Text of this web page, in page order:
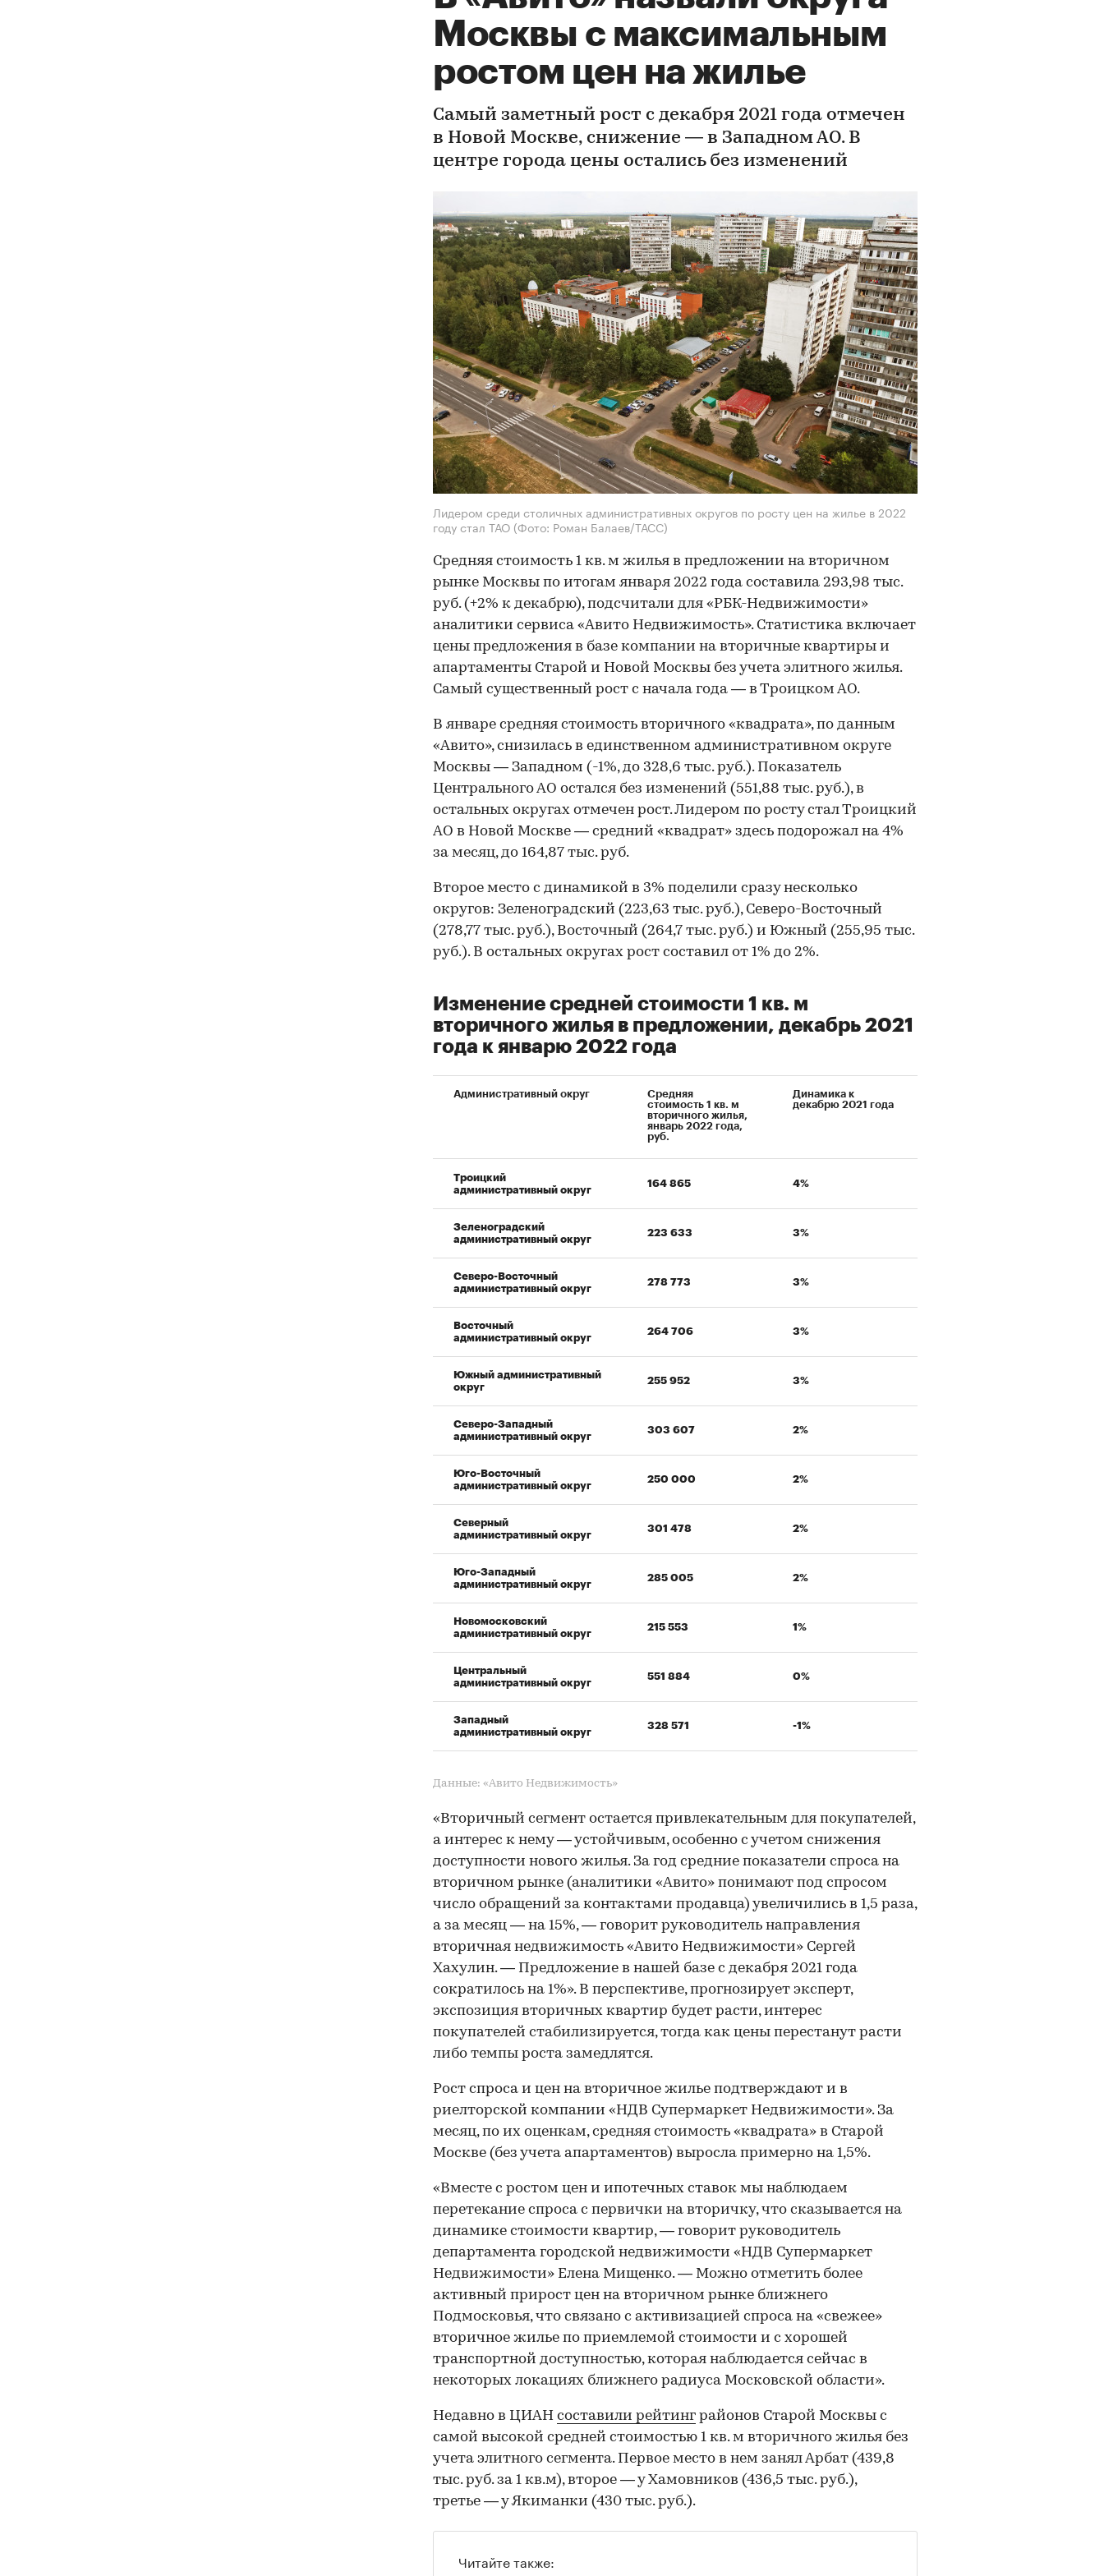
Москвы с максимальным
ростом цен на жилье
Самый заметный рост с декабря 2021 года отмечен
в Новой Москве, снижение — в Западном АО. В
центре города цены остались без изменений
Лидером среди столичных административных округов по росту цен на жилье в 2022
году стал ТАО (Фото: Роман Балаев/ТАСС)
Средняя стоимость 1 кв. м жилья в предложении на вторичном
рынке Москвы по итогам января 2022 года составила 293,98 тыс.
руб. (+2% к декабрю), подсчитали для «РБК-Недвижимости»
аналитики сервиса «Авито Недвижимость». Статистика включает
цены предложения в базе компании на вторичные квартиры и
апартаменты Старой и Новой Москвы без учета элитного жилья.
Самый существенный рост с начала года — в Троицком АО.
В январе средняя стоимость вторичного «квадрата», по данным
«Авито», снизилась в единственном административном округе
Москвы — Западном (-1%, до 328,6 тыс. руб.). Показатель
Центрального АО остался без изменений (551,88 тыс. руб.), в
остальных округах отмечен рост. Лидером по росту стал Троицкий
АО в Новой Москве — средний «квадрат» здесь подорожал на 4%
за месяц, до 164,87 тыс. руб.
Второе место с динамикой в 3% поделили сразу несколько
округов: Зеленоградский (223,63 тыс. руб.), Северо-Восточный
(278,77 тыс. руб.), Восточный (264,7 тыс. руб.) и Южный (255,95 тыс.
руб.). В остальных округах рост составил от 1% до 2%.
Изменение средней стоимости 1 кв. м
вторичного жилья в предложении, декабрь 2021
года к январю 2022 года
Административный округ
Средняя
стоимость 1 кв. м
вторичного жилья,
январь 2022 года,
руб.
Динамика к
декабрю 2021 года
Троицкий
административный округ
164 865 4%
Зеленоградский
административный округ
223 633 3%
Северо-Восточный
административный округ
278 773 3%
Восточный
административный округ
264 706 3%
Южный административный
округ
255 952 3%
Северо-Западный
административный округ
303 607 2%
Юго-Восточный
административный округ
250 000 2%
Северный
административный округ
301 478 2%
Юго-Западный
административный округ
285 005 2%
Новомосковский
административный округ
215 553 1%
Центральный
административный округ
551 884 0%
Западный
административный округ
328 571 -1%
Данные: «Авито Недвижимость»
«Вторичный сегмент остается привлекательным для покупателей,
а интерес к нему — устойчивым, особенно с учетом снижения
доступности нового жилья. За год средние показатели спроса на
вторичном рынке (аналитики «Авито» понимают под спросом
число обращений за контактами продавца) увеличились в 1,5 раза,
а за месяц — на 15%, — говорит руководитель направления
вторичная недвижимость «Авито Недвижимости» Сергей
Хахулин. — Предложение в нашей базе с декабря 2021 года
сократилось на 1%». В перспективе, прогнозирует эксперт,
экспозиция вторичных квартир будет расти, интерес
покупателей стабилизируется, тогда как цены перестанут расти
либо темпы роста замедлятся.
Рост спроса и цен на вторичное жилье подтверждают и в
риелторской компании «НДВ Супермаркет Недвижимости». За
месяц, по их оценкам, средняя стоимость «квадрата» в Старой
Москве (без учета апартаментов) выросла примерно на 1,5%.
«Вместе с ростом цен и ипотечных ставок мы наблюдаем
перетекание спроса с первички на вторичку, что сказывается на
динамике стоимости квартир, — говорит руководитель
департамента городской недвижимости «НДВ Супермаркет
Недвижимости» Елена Мищенко. — Можно отметить более
активный прирост цен на вторичном рынке ближнего
Подмосковья, что связано с активизацией спроса на «свежее»
вторичное жилье по приемлемой стоимости и с хорошей
транспортной доступностью, которая наблюдается сейчас в
некоторых локациях ближнего радиуса Московской области».
Недавно в ЦИАН составили рейтинг районов Старой Москвы с
самой высокой средней стоимостью 1 кв. м вторичного жилья без
учета элитного сегмента. Первое место в нем занял Арбат (439,8
тыс. руб. за 1 кв.м), второе — у Хамовников (436,5 тыс. руб.),
третье — у Якиманки (430 тыс. руб.).
Читайте также: